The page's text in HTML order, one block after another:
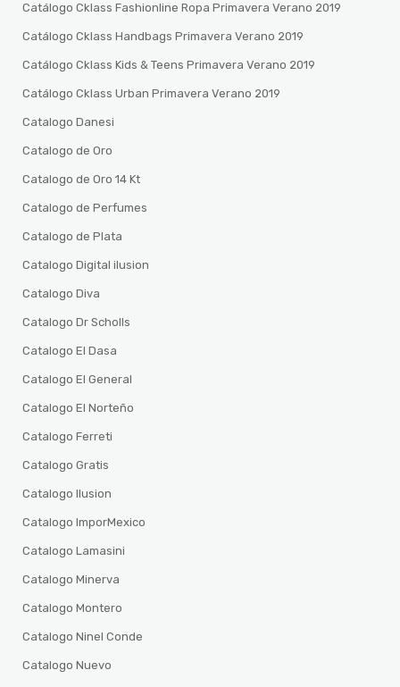
Catálogo Cklass Fashionline Ropa Primavera Verano 2019
Catálogo Cklass Handbags Primavera Verano 2019
Catálogo Cklass Kids & Teens Primavera Verano 2019
Catálogo Cklass Urban Primavera Verano 2019
Catalogo Danesi
Catalogo de Oro
Catalogo de Oro 14 Kt
Catalogo de Perfumes
Catalogo de Plata
Catalogo Digital ilusion
Catalogo Diva
Catalogo Dr Scholls
Catalogo El Dasa
Catalogo El General
Catalogo El Norteño
Catalogo Ferreti
Catalogo Gratis
Catalogo Ilusion
Catalogo ImporMexico
Catalogo Lamasini
Catalogo Minerva
Catalogo Montero
Catalogo Ninel Conde
Catalogo Nuevo